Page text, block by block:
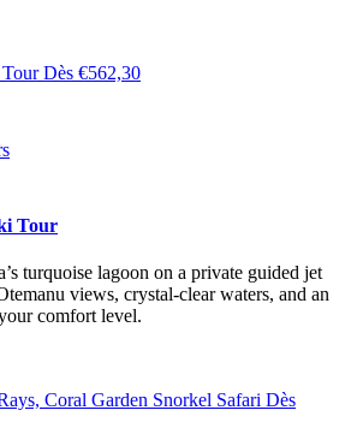
Dès €562,30
Tour
turquoise lagoon on a private guided jet
views, crystal-clear waters, and an
comfort level.
Coral Garden Snorkel Safari Dès